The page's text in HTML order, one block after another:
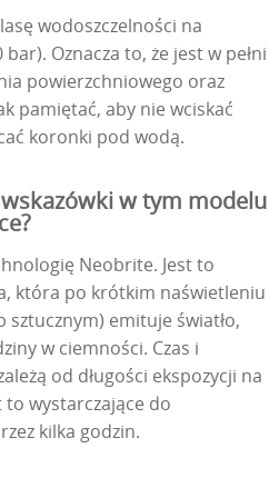
wodoszczelności na
Oznacza to, że jest w pełni
powierzchniowego oraz
pamiętać, aby nie wciskać
koronki pod wodą.
wskazówki w tym modelu
Neobrite. Jest to
która po krótkim naświetleniu
sztucznym) emituje światło,
w ciemności. Czas i
od długości ekspozycji na
to wystarczające do
kilka godzin.